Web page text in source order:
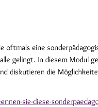
eine
gelingt. In diesem Modul
diskutieren die
sie-diese-